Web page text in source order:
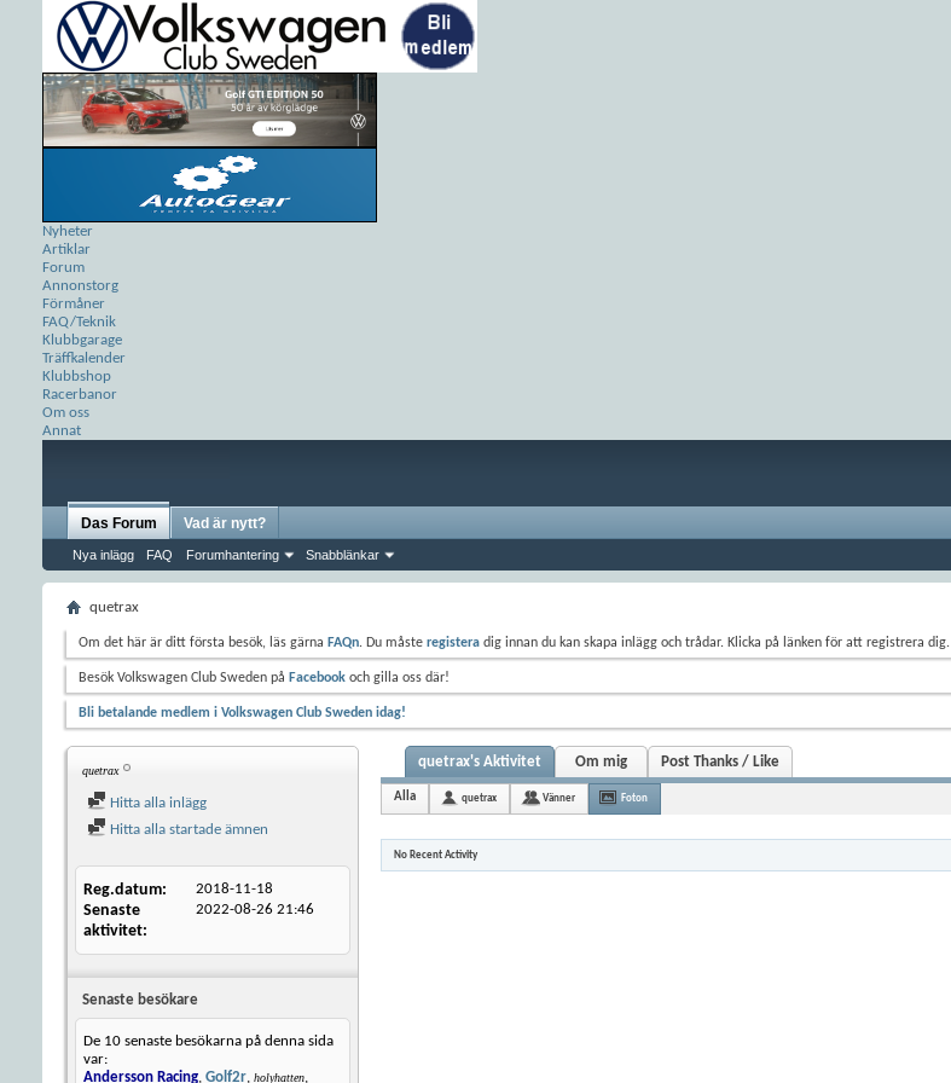
Nyheter
Artiklar
Forum
Annonstorg
Förmåner
FAQ/Teknik
Klubbgarage
Träffkalender
Klubbshop
Racerbanor
Om oss
Annat
Das Forum
Nya inlägg FAQ Forumhantering Snabblänkar
Vad är nytt?
quetrax
Om det här är ditt första besök, läs gärna FAQn. Du måste registera dig innan du kan skapa inlägg och trådar. Klicka på länken för att registrera dig.
Besök Volkswagen Club Sweden på Facebook och gilla oss där!
Bli betalande medlem i Volkswagen Club Sweden idag!
quetrax
Hitta alla inlägg
Hitta alla startade ämnen
Reg.datum 2018-11-18
Senaste
aktivitet
2022-08-26 21:46
Senaste besökare
De 10 senaste besökarna på denna sida
var:
Andersson Racing, Golf2r, holyhatten,
quetrax's Aktivitet Om mig Post Thanks / Like
Alla quetrax Vänner Foton
No Recent Activity